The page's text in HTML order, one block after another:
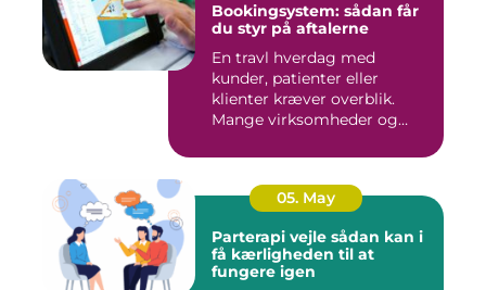
Bookingsystem: sådan får
du styr på aftalerne
En travl hverdag med
kunder, patienter eller
klienter kræver overblik.
Mange virksomheder og
05. May
Parterapi vejle sådan kan i
få kærligheden til at
fungere igen